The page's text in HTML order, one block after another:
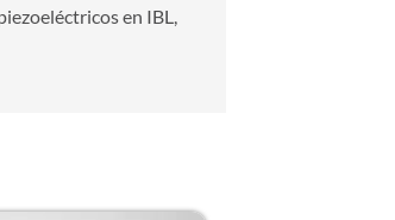
en IBL,